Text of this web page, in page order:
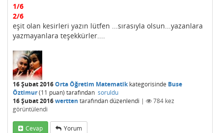
1/6
2/6
eşit olan kesirleri yazın lütfen ...sırasıyla olsun...yazanlara
yazmayanlara teşekkürler....
16 Şubat 2016Orta Öğretim Matematikkategorisinde Buse
Öztimur(11 puan) tarafından soruldu
16 Şubat 2016wertten tarafındandüzenlendi | 784 kez
görüntülendi
Cevap Yorum